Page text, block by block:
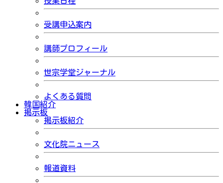
受講申込案内
講師プロフィール
世宗学堂ジャーナル
よくある質問
韓国紹介
掲示板
掲示板紹介
文化院ニュース
報道資料